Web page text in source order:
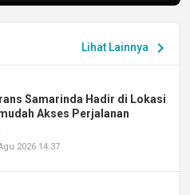
Lihat Lainnya chevron_right
Samarinda Hadir di Lokasi
Akses Perjalanan
2026 14:37